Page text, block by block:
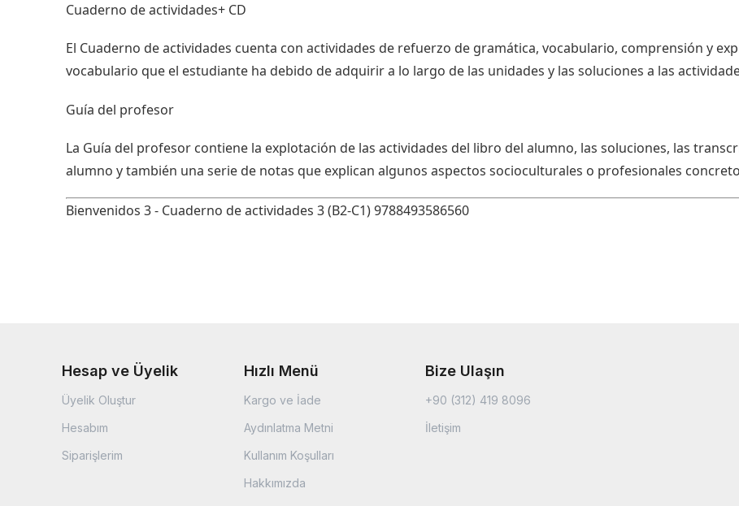
Cuaderno de actividades+ CD
El Cuaderno de actividades cuenta con actividades de refuerzo de gramática, vocabulario, comprensión y
vocabulario que el estudiante ha debido de adquirir a lo largo de las unidades y las soluciones a las
Guía del profesor
La Guía del profesor contiene la explotación de las actividades del libro del alumno, las soluciones, las
alumno y también una serie de notas que explican algunos aspectos socioculturales o profesionales
Bienvenidos 3 - Cuaderno de actividades 3 (B2-C1) 9788493586560
Hesap ve Üyelik
Üyelik Oluştur
Hesabım
Siparişlerim
Hızlı Menü
Kargo ve İade
Aydınlatma Metni
Kullanım Koşulları
Hakkımızda
Bize Ulaşın
+90 (312) 419 8096
İletişim